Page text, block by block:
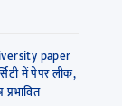
paper
में पेपर लीक,